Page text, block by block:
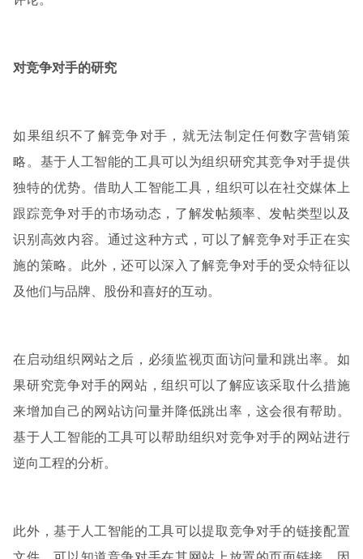
对竞争对手的研究
如果组织不了解竞争对手，就无法制定任何数字营销策
略。基于人工智能的工具可以为组织研究其竞争对手提供
独特的优势。借助人工智能工具，组织可以在社交媒体上
跟踪竞争对手的市场动态，了解发帖频率、发帖类型以及
识别高效内容。通过这种方式，可以了解竞争对手正在实
施的策略。此外，还可以深入了解竞争对手的受众特征以
及他们与品牌、股份和喜好的互动。
在启动组织网站之后，必须监视页面访问量和跳出率。如
果研究竞争对手的网站，组织可以了解应该采取什么措施
来增加自己的网站访问量并降低跳出率，这会很有帮助。
基于人工智能的工具可以帮助组织对竞争对手的网站进行
逆向工程的分析。
此外，基于人工智能的工具可以提取竞争对手的链接配置